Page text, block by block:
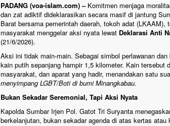
PADANG (voa-islam.com) –Komitmen menjaga
dan zat adiktif dideklarasikan secara masif di jantung
Barat bersama pemerintah daerah, tokoh adat
masyarakat menggelar aksi nyata lewat Deklarasi Anti
(21/6/2026).
Aksi ini tidak main-main. Sebagai simbol perlawanan
kain putih sepanjang hampir 1,5 kilometer. Kain tersebut
masyarakat, dan aparat yang hadir, menandakan satu
menyimpang LGBT/Boti di bumi Minangkabau.
Bukan Sekadar Seremonial, Tapi Aksi Nyata
Kapolda Sumbar Irjen Pol. Gatot Tri Suryanta
berkelanjutan, bukan sekadar agenda di atas kertas